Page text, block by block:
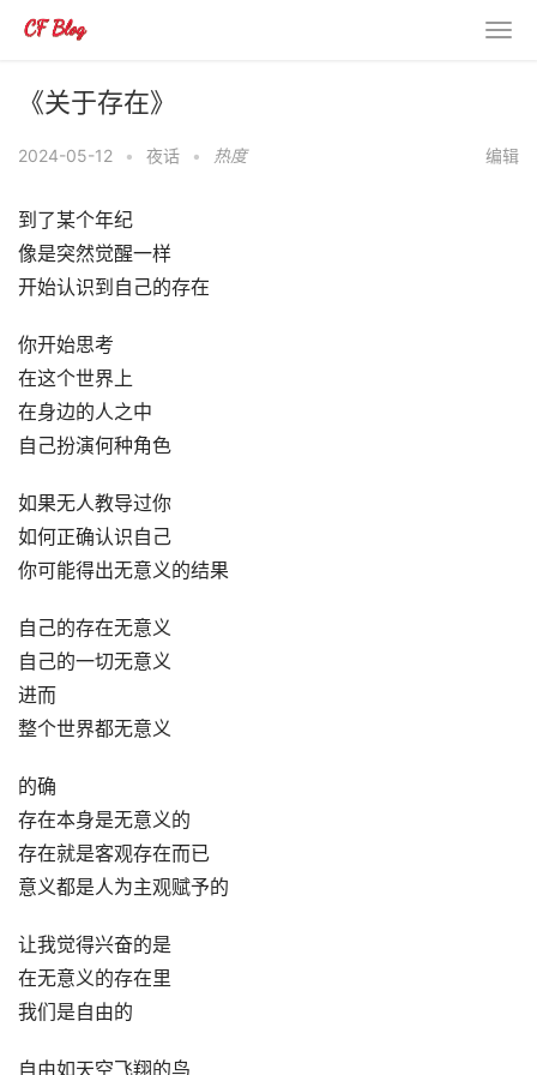
《关于存在》
2024-05-12 • 夜话 • 热度 编辑
到了某个年纪
像是突然觉醒一样
开始认识到自己的存在
你开始思考
在这个世界上
在身边的人之中
自己扮演何种角色
如果无人教导过你
如何正确认识自己
你可能得出无意义的结果
自己的存在无意义
自己的一切无意义
进而
整个世界都无意义
的确
存在本身是无意义的
存在就是客观存在而已
意义都是人为主观赋予的
让我觉得兴奋的是
在无意义的存在里
我们是自由的
自由如天空飞翔的鸟